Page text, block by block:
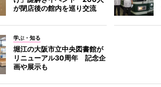
が閉店後の館内を巡り交流
学ぶ・知る
堀江の大阪市立中央図書館が
リニューアル30周年 記念企
画や展示も